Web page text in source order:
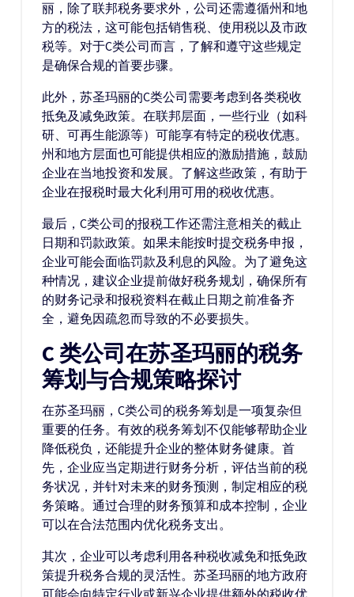
丽，除了联邦税务要求外，公司还需遵循州和地
方的税法，这可能包括销售税、使用税以及市政
税等。对于C类公司而言，了解和遵守这些规定
是确保合规的首要步骤。
此外，苏圣玛丽的C类公司需要考虑到各类税收
抵免及减免政策。在联邦层面，一些行业（如科
研、可再生能源等）可能享有特定的税收优惠。
州和地方层面也可能提供相应的激励措施，鼓励
企业在当地投资和发展。了解这些政策，有助于
企业在报税时最大化利用可用的税收优惠。
最后，C类公司的报税工作还需注意相关的截止
日期和罚款政策。如果未能按时提交税务申报，
企业可能会面临罚款及利息的风险。为了避免这
种情况，建议企业提前做好税务规划，确保所有
的财务记录和报税资料在截止日期之前准备齐
全，避免因疏忽而导致的不必要损失。
C 类公司在苏圣玛丽的税务
筹划与合规策略探讨
在苏圣玛丽，C类公司的税务筹划是一项复杂但
重要的任务。有效的税务筹划不仅能够帮助企业
降低税负，还能提升企业的整体财务健康。首
先，企业应当定期进行财务分析，评估当前的税
务状况，并针对未来的财务预测，制定相应的税
务策略。通过合理的财务预算和成本控制，企业
可以在合法范围内优化税务支出。
其次，企业可以考虑利用各种税收减免和抵免政
策提升税务合规的灵活性。苏圣玛丽的地方政府
可能会向特定行业或新兴企业提供额外的税收优